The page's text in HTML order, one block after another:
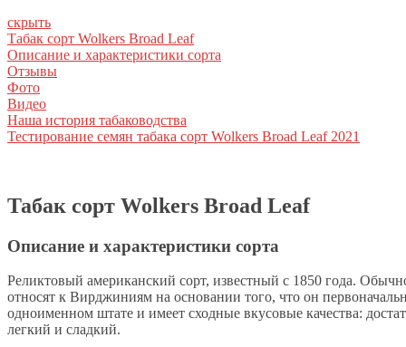
скрыть
Табак сорт Wolkers Broad Leaf
Описание и характеристики сорта
Отзывы
Фото
Видео
Наша история табаководства
Тестирование семян табака сорт Wolkers Broad Leaf 2021
Табак сорт Wolkers Broad Leaf
Описание и характеристики сорта
Реликтовый американский сорт, известный с 1850 года.
относят к Вирджиниям на основании того, что он
одноименном штате и имеет сходные вкусовые качества:
легкий и сладкий.